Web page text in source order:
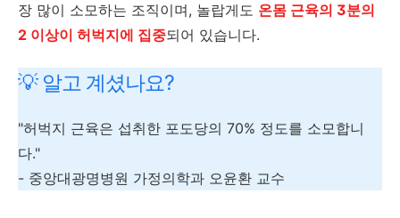
장 많이 소모하는 조직이며, 놀랍게도 온몸 근육의 3분의
2 이상이 허벅지에 집중되어 있습니다.
💡 알고 계셨나요?
"허벅지 근육은 섭취한 포도당의 70% 정도를 소모합니
다."
- 중앙대광명병원 가정의학과 오윤환 교수